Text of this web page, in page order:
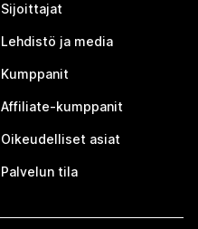
Sijoittajat
Lehdistö ja media
Kumppanit
Affiliate-kumppanit
Oikeudelliset asiat
Palvelun tila